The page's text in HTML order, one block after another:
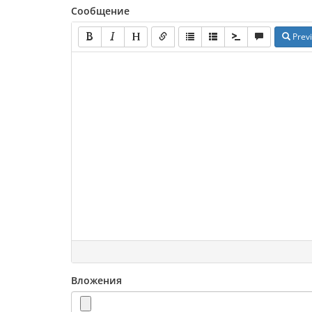
Сообщение
Вложения